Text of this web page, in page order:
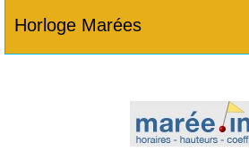
Horloge Marées